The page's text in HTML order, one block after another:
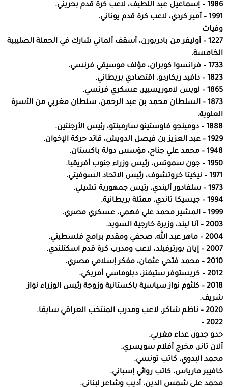
1986 – إسماعيل عبد اللطيف، لاعب كرة قدم بحريني.
1991 – أمير كردي، لاعب كرة قدم يوناني.
وفيات
1227 – أوليفر من بادربورن، أسقف ألماني شارك في الحملة الصليبية
الخامسة.
1733 – فرانسوا كوبران، مؤلف موسيقي فرنسي.
1823 – دافيد ريكاردو، اقتصادي بريطاني.
1865 – لويس لاموريسيير، عسكري فرنسي.
1873 – السلطان محمد بن عبد الرحمن، سلطان مغربي من الأسرة
العلوية.
1888 – دومينجو فاوستينو سارمينتو، رئيس الأرجنتين.
1929 – عبد العزيز بن فيصل الدويش، قائد حركة الإخوان.
1948 – محمد علي جناح، مؤسس دولة باكستان.
1950 – جون سموتس، رئيس وزراء جنوب أفريقيا.
1971 – نيكيتا خروتشوف، رئيس الاتحاد السوفيتي.
1973 – سلفادور أليندي، رئيس جمهورية تشيلي.
1994 – جيسيكا تاندي، ممثلة بريطانية.
1999 – المشير محمد علي فهمي، عسكري مصري.
2003 – آنا ليند، وزيرة خارجية السويد.
2004 – ماهر عبد الله، صحفي ومقدم برامج فلسطيني.
2007 – إيان بورترفيلد، لاعب ومدرب كرة قدم اسكتلندي.
2010 – محمد فتحي عثمان، مفكر إسلامي مصري.
2012 – كريستوفر ستيفنز، دبلوماسي أمريكي.
2018 – كلثوم نواز سياسية باكستانية وزوجة رئيس الوزراء نواز
شريف.
2020 – ناظم شاكر، لاعب ومدرب المنتخب العراقي سابقا.
2022 –
حدو جدور، عداء مغربي.
آلان تانر، مخرج أفلام سويسري.
محمد البدوي، كاتب تونسي.
خافيير مارياس، كاتب روائي إسباني.
محمد علي شمس الدين، أديب وشاعر لبناني.